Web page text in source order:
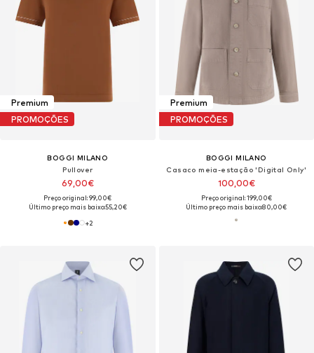
Premium
PROMOÇÕES
BOGGI MILANO
Pullover
69,00€
Preço original: 99,00€
Último preço mais baixo:55,20€
+2
Premium
PROMOÇÕES
BOGGI MILANO
Casaco meia-estação 'Digital Only'
100,00€
Preço original: 199,00€
Último preço mais baixo:80,00€